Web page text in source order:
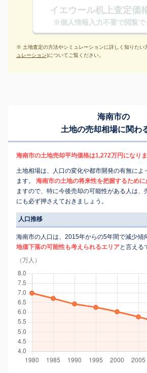
イエウール机上査定価
※個人情報入力不要で閲覧で
※ 土地査定の方法やシミュレーションに詳しく知りたい
ュレーション)についてご覧ください。
海南市の
土地の売却相場に関わ
海南市の土地売却平均価格は1,272万円になりま
土地相場は、人口の変化や都市開発の有無によ
ます。
海南市の土地の将来性を把握するために
ますので、特に今後売却の可能性がある人は、
にも必ず押さえておきましょう。
人口推移
海南市の人口は、2015年からの5年間で減少傾
地価下落の可能性も考えられるエリアと言える
（万人）